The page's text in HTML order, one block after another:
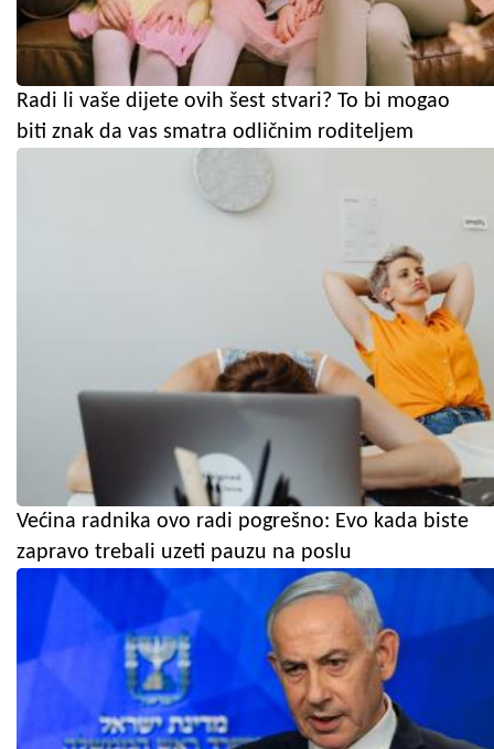
Radi li vaše dijete ovih šest stvari? To bi mogao
biti znak da vas smatra odličnim roditeljem
Većina radnika ovo radi pogrešno: Evo kada biste
zapravo trebali uzeti pauzu na poslu